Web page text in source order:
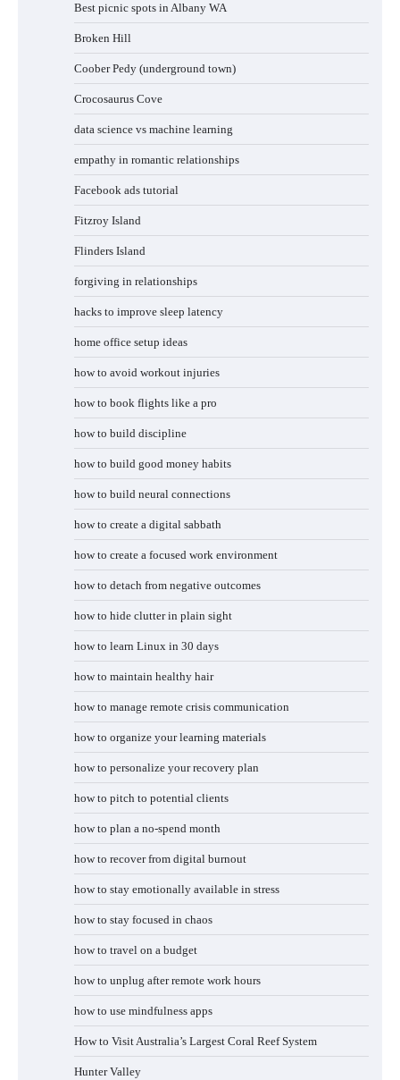
Best picnic spots in Albany WA
Broken Hill
Coober Pedy (underground town)
Crocosaurus Cove
data science vs machine learning
empathy in romantic relationships
Facebook ads tutorial
Fitzroy Island
Flinders Island
forgiving in relationships
hacks to improve sleep latency
home office setup ideas
how to avoid workout injuries
how to book flights like a pro
how to build discipline
how to build good money habits
how to build neural connections
how to create a digital sabbath
how to create a focused work environment
how to detach from negative outcomes
how to hide clutter in plain sight
how to learn Linux in 30 days
how to maintain healthy hair
how to manage remote crisis communication
how to organize your learning materials
how to personalize your recovery plan
how to pitch to potential clients
how to plan a no-spend month
how to recover from digital burnout
how to stay emotionally available in stress
how to stay focused in chaos
how to travel on a budget
how to unplug after remote work hours
how to use mindfulness apps
How to Visit Australia’s Largest Coral Reef System
Hunter Valley